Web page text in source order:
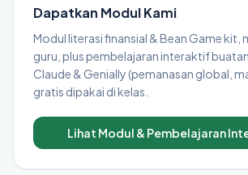
Dapatkan Modul Kami
Modul literasi finansial & Bean Game kit,
guru, plus pembelajaran interaktif
Claude & Genially (pemanasan global,
gratis dipakai di kelas.
Lihat Modul & Pembelajaran